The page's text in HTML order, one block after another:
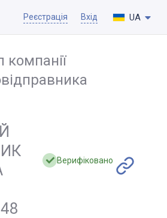
Реєстрація Вхід UA
Верифіковано